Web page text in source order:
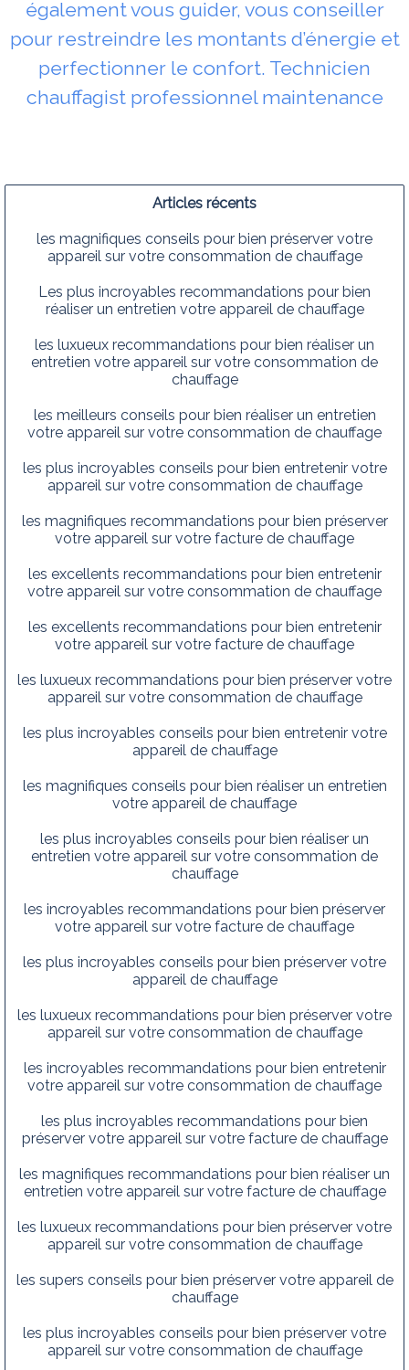
également vous guider, vous conseiller
pour restreindre les montants d’énergie et
perfectionner le confort. Technicien
chauffagist professionnel maintenance
Articles récents
les magnifiques conseils pour bien préserver votre
appareil sur votre consommation de chauffage
Les plus incroyables recommandations pour bien
réaliser un entretien votre appareil de chauffage
les luxueux recommandations pour bien réaliser un
entretien votre appareil sur votre consommation de
chauffage
les meilleurs conseils pour bien réaliser un entretien
votre appareil sur votre consommation de chauffage
les plus incroyables conseils pour bien entretenir votre
appareil sur votre consommation de chauffage
les magnifiques recommandations pour bien préserver
votre appareil sur votre facture de chauffage
les excellents recommandations pour bien entretenir
votre appareil sur votre consommation de chauffage
les excellents recommandations pour bien entretenir
votre appareil sur votre facture de chauffage
les luxueux recommandations pour bien préserver votre
appareil sur votre consommation de chauffage
les plus incroyables conseils pour bien entretenir votre
appareil de chauffage
les magnifiques conseils pour bien réaliser un entretien
votre appareil de chauffage
les plus incroyables conseils pour bien réaliser un
entretien votre appareil sur votre consommation de
chauffage
les incroyables recommandations pour bien préserver
votre appareil sur votre facture de chauffage
les plus incroyables conseils pour bien préserver votre
appareil de chauffage
les luxueux recommandations pour bien préserver votre
appareil sur votre consommation de chauffage
les incroyables recommandations pour bien entretenir
votre appareil sur votre consommation de chauffage
les plus incroyables recommandations pour bien
préserver votre appareil sur votre facture de chauffage
les magnifiques recommandations pour bien réaliser un
entretien votre appareil sur votre facture de chauffage
les luxueux recommandations pour bien préserver votre
appareil sur votre consommation de chauffage
les supers conseils pour bien préserver votre appareil de
chauffage
les plus incroyables conseils pour bien préserver votre
appareil sur votre consommation de chauffage